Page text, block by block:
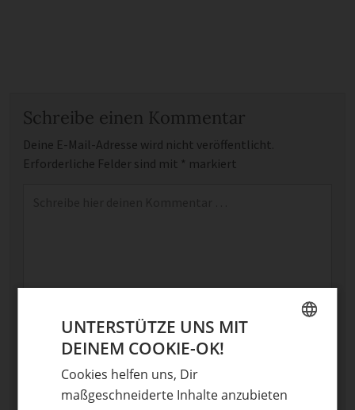
Schreibe einen Kommentar
Deine E-Mail-Adresse wird nicht veröffentlicht.
Erforderliche Felder sind mit * markiert
UNTERSTÜTZE UNS MIT
DEINEM COOKIE-OK!
Cookies helfen uns, Dir
maßgeschneiderte Inhalte anzubieten